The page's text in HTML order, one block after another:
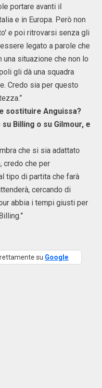
portare avanti il
e in Europa. Però non
e poi ritrovarsi senza gli
legato a parole che
situazione che non lo
gli dà una squadra
Credo sia per questo
sostituire Anguissa?
Billing o su Gilmour, e
che si sia adattato
credo che per
tipo di partita che farà
cercando di
abbia i tempi giusti per
su Google